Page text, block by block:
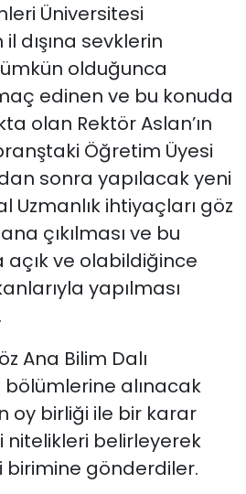
Üniversitesi
dışına sevklerin
olduğunca
edinen ve bu konuda
olan Rektör Aslan’ın
Öğretim Üyesi
sonra yapılacak yeni
Uzmanlık ihtiyaçları göz
çıkılması ve bu
açık ve olabildiğince
yapılması
Ana Bilim Dalı
alınacak
oy birliği ile bir karar
nitelikleri belirleyerek
birimine gönderdiler.